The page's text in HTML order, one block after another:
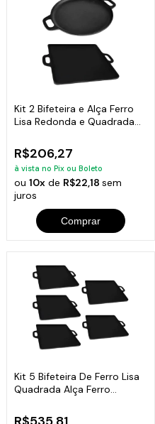
Kit 2 Bifeteira e Alça Ferro
Lisa Redonda e Quadrada
R$206,27
à vista no Pix ou Boleto
ou10x de R$22,18sem
juros
Comprar
Kit 5 Bifeteira De Ferro Lisa
Quadrada Alça Ferro